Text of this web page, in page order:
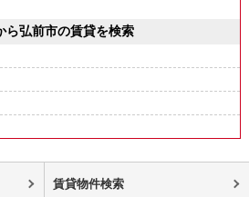
ら弘前市の賃貸を検索
賃貸物件検索